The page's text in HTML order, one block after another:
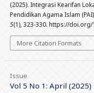
(2025). Integrasi Kearifan
Pendidikan Agama Islam
5(1), 323-330. https://
More Citation Formats
Issue
Vol 5 No 1: April (2025)